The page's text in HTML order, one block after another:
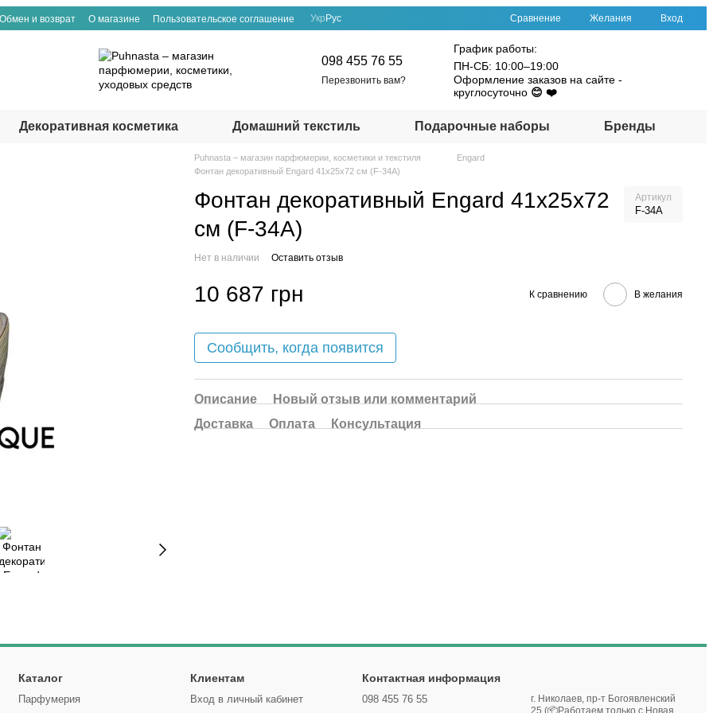
Обмен и возврат О магазине Пользовательское соглашение Укр Рус Сравнение Желания Вход
098 455 76 55
Перезвонить вам?
График работы:
ПН-СБ: 10:00–19:00
Оформление заказов на сайте -
круглосуточно 😊 ❤️
Декоративная косметика Домашний текстиль Подарочные наборы Бренды
Puhnasta – магазин парфюмерии, косметики и текстиля
Engard
Фонтан декоративный Engard 41х25х72 см (F-34A)
Фонтан декоративный Engard 41х25х72
см (F-34A)
Артикул
F-34A
Нет в наличии Оставить отзыв
10 687 грн К сравнению В желания
Сообщить, когда появится
Описание
Новый отзыв или комментарий
Доставка
Оплата Консультация
Каталог
Парфумерия
Клиентам
Вход в личный кабинет
Контактная информация
098 455 76 55
г. Николаев, пр-т Богоявленский
25 (📦Работаем только с Новая